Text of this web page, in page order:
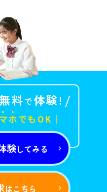
料で体験!
マホでもOK｜
験してみる
はこちら